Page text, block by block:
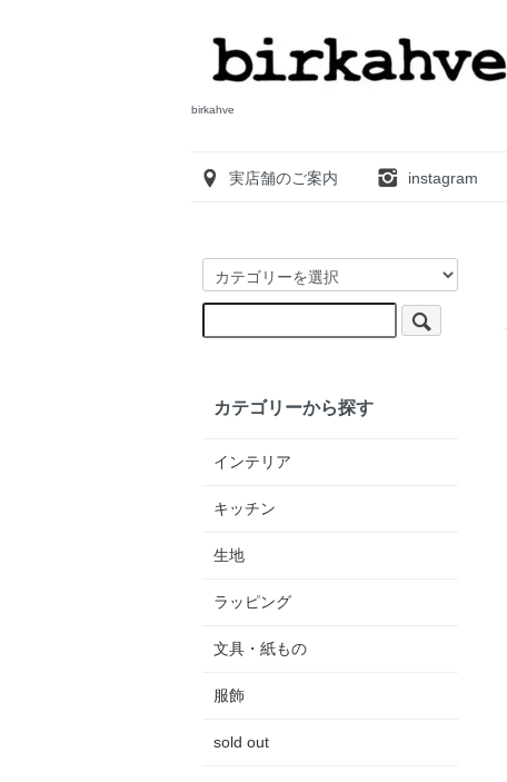
birkahve
実店舗のご案内 instagram
カテゴリーから探す
インテリア
キッチン
生地
ラッピング
文具・紙もの
服飾
sold out